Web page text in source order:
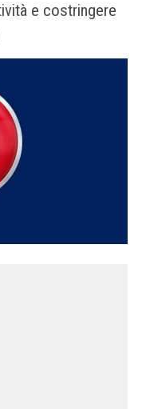
e costringere